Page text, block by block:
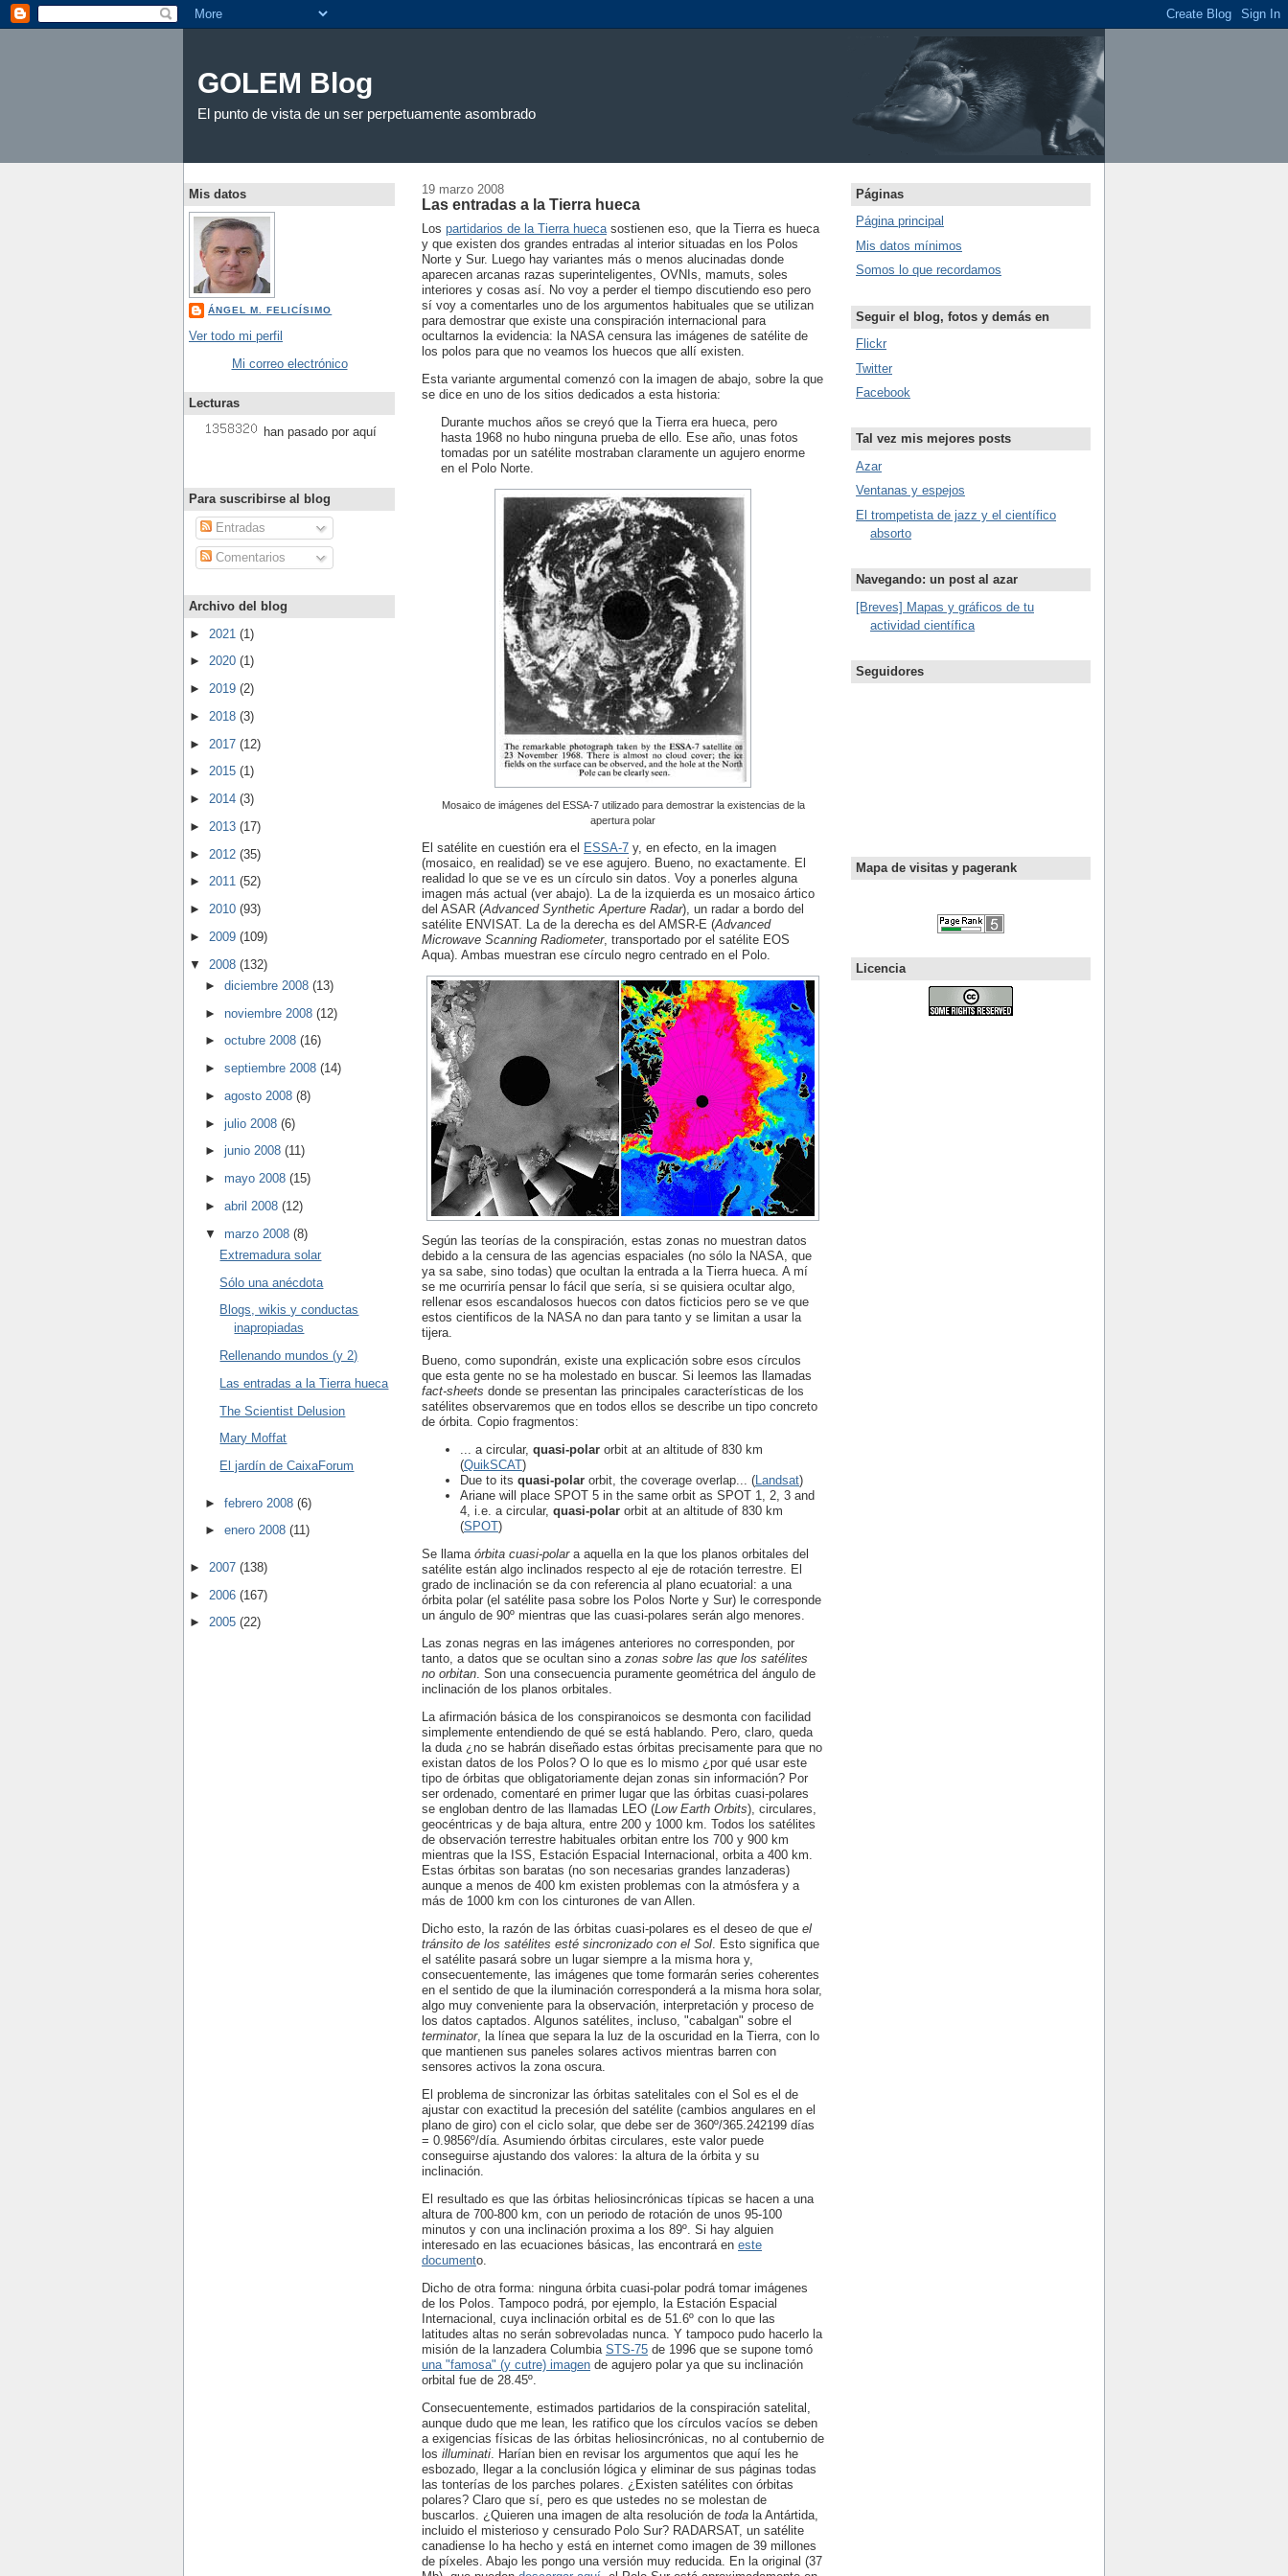
GOLEM Blog
El punto de vista de un ser perpetuamente asombrado
Mis datos
ÁNGEL M. FELICÍSIMO
Ver todo mi perfil
Mi correo electrónico
Lecturas
han pasado por aquí
Para suscribirse al blog
Entradas
Comentarios
Archivo del blog
► 2021 (1)
► 2020 (1)
► 2019 (2)
► 2018 (3)
► 2017 (12)
► 2015 (1)
► 2014 (3)
► 2013 (17)
► 2012 (35)
► 2011 (52)
► 2010 (93)
► 2009 (109)
▼ 2008 (132)
► diciembre 2008 (13)
► noviembre 2008 (12)
► octubre 2008 (16)
► septiembre 2008 (14)
► agosto 2008 (8)
► julio 2008 (6)
► junio 2008 (11)
► mayo 2008 (15)
► abril 2008 (12)
▼ marzo 2008 (8)
Extremadura solar
Sólo una anécdota
Blogs, wikis y conductas
inapropiadas
Rellenando mundos (y 2)
Las entradas a la Tierra hueca
The Scientist Delusion
Mary Moffat
El jardín de CaixaForum
► febrero 2008 (6)
► enero 2008 (11)
► 2007 (138)
► 2006 (167)
► 2005 (22)
19 marzo 2008
Las entradas a la Tierra hueca
Los partidarios de la Tierra huecasostienen eso, que la Tierra es hueca
y que existen dos grandes entradas al interior situadas en los Polos
Norte y Sur. Luego hay variantes más o menos alucinadas donde
aparecen arcanas razas superinteligentes, OVNIs, mamuts, soles
interiores y cosas así. No voy a perder el tiempo discutiendo eso pero
sí voy a comentarles uno de los argumentos habituales que se utilizan
para demostrar que existe una conspiración internacional para
ocultarnos la evidencia: la NASA censura las imágenes de satélite de
los polos para que no veamos los huecos que allí existen.
Esta variante argumental comenzó con la imagen de abajo, sobre la que
se dice en uno de los sitios dedicados a esta historia:
Durante muchos años se creyó que la Tierra era hueca, pero
hasta 1968 no hubo ninguna prueba de ello. Ese año, unas fotos
tomadas por un satélite mostraban claramente un agujero enorme
en el Polo Norte.
Mosaico de imágenes del ESSA-7 utilizado para demostrar la existencias de la
apertura polar
El satélite en cuestión era el ESSA-7 y, en efecto, en la imagen
(mosaico, en realidad) se ve ese agujero. Bueno, no exactamente. El
realidad lo que se ve es un círculo sin datos. Voy a ponerles alguna
imagen más actual (ver abajo). La de la izquierda es un mosaico ártico
del ASAR (Advanced Synthetic Aperture Radar), un radar a bordo del
satélite ENVISAT. La de la derecha es del AMSR-E (Advanced
Microwave Scanning Radiometer, transportado por el satélite EOS
Aqua). Ambas muestran ese círculo negro centrado en el Polo.
Según las teorías de la conspiración, estas zonas no muestran datos
debido a la censura de las agencias espaciales (no sólo la NASA, que
ya sa sabe, sino todas) que ocultan la entrada a la Tierra hueca. A mí
se me ocurriría pensar lo fácil que sería, si se quisiera ocultar algo,
rellenar esos escandalosos huecos con datos ficticios pero se ve que
estos cientificos de la NASA no dan para tanto y se limitan a usar la
tijera.
Bueno, como supondrán, existe una explicación sobre esos círculos
que esta gente no se ha molestado en buscar. Si leemos las llamadas
fact-sheets donde se presentan las principales características de los
satélites observaremos que en todos ellos se describe un tipo concreto
de órbita. Copio fragmentos:
... a circular, quasi-polar orbit at an altitude of 830 km
(QuikSCAT)
Due to its quasi-polar orbit, the coverage overlap... (Landsat)
Ariane will place SPOT 5 in the same orbit as SPOT 1, 2, 3 and
4, i.e. a circular, quasi-polar orbit at an altitude of 830 km
(SPOT)
Se llama órbita cuasi-polara aquella en la que los planos orbitales del
satélite están algo inclinados respecto al eje de rotación terrestre. El
grado de inclinación se da con referencia al plano ecuatorial: a una
órbita polar (el satélite pasa sobre los Polos Norte y Sur) le corresponde
un ángulo de 90º mientras que las cuasi-polares serán algo menores.
Las zonas negras en las imágenes anteriores no corresponden, por
tanto, a datos que se ocultan sino a zonas sobre las que los satélites
no orbitan. Son una consecuencia puramente geométrica del ángulo de
inclinación de los planos orbitales.
La afirmación básica de los conspiranoicos se desmonta con facilidad
simplemente entendiendo de qué se está hablando. Pero, claro, queda
la duda ¿no se habrán diseñado estas órbitas precisamente para que no
existan datos de los Polos? O lo que es lo mismo ¿por qué usar este
tipo de órbitas que obligatoriamente dejan zonas sin información? Por
ser ordenado, comentaré en primer lugar que las órbitas cuasi-polares
se engloban dentro de las llamadas LEO (Low Earth Orbits), circulares,
geocéntricas y de baja altura, entre 200 y 1000 km. Todos los satélites
de observación terrestre habituales orbitan entre los 700 y 900 km
mientras que la ISS, Estación Espacial Internacional, orbita a 400 km.
Estas órbitas son baratas (no son necesarias grandes lanzaderas)
aunque a menos de 400 km existen problemas con la atmósfera y a
más de 1000 km con los cinturones de van Allen.
Dicho esto, la razón de las órbitas cuasi-polares es el deseo de que el
tránsito de los satélites esté sincronizado con el Sol. Esto significa que
el satélite pasará sobre un lugar siempre a la misma hora y,
consecuentemente, las imágenes que tome formarán series coherentes
en el sentido de que la iluminación corresponderá a la misma hora solar,
algo muy conveniente para la observación, interpretación y proceso de
los datos captados. Algunos satélites, incluso, "cabalgan" sobre el
terminator, la línea que separa la luz de la oscuridad en la Tierra, con lo
que mantienen sus paneles solares activos mientras barren con
sensores activos la zona oscura.
El problema de sincronizar las órbitas satelitales con el Sol es el de
ajustar con exactitud la precesión del satélite (cambios angulares en el
plano de giro) con el ciclo solar, que debe ser de 360º/365.242199 días
= 0.9856º/día. Asumiendo órbitas circulares, este valor puede
conseguirse ajustando dos valores: la altura de la órbita y su
inclinación.
El resultado es que las órbitas heliosincrónicas típicas se hacen a una
altura de 700-800 km, con un periodo de rotación de unos 95-100
minutos y con una inclinación proxima a los 89º. Si hay alguien
interesado en las ecuaciones básicas, las encontrará en este
documento.
Dicho de otra forma: ninguna órbita cuasi-polar podrá tomar imágenes
de los Polos. Tampoco podrá, por ejemplo, la Estación Espacial
Internacional, cuya inclinación orbital es de 51.6º con lo que las
latitudes altas no serán sobrevoladas nunca. Y tampoco pudo hacerlo la
misión de la lanzadera Columbia STS-75 de 1996 que se supone tomó
una "famosa" (y cutre) imagen de agujero polar ya que su inclinación
orbital fue de 28.45º.
Consecuentemente, estimados partidarios de la conspiración satelital,
aunque dudo que me lean, les ratifico que los círculos vacíos se deben
a exigencias físicas de las órbitas heliosincrónicas, no al contubernio de
los illuminati. Harían bien en revisar los argumentos que aquí les he
esbozado, llegar a la conclusión lógica y eliminar de sus páginas todas
las tonterías de los parches polares. ¿Existen satélites con órbitas
polares? Claro que sí, pero es que ustedes no se molestan de
buscarlos. ¿Quieren una imagen de alta resolución de toda la Antártida,
incluido el misterioso y censurado Polo Sur? RADARSAT, un satélite
canadiense lo ha hecho y está en internet como imagen de 39 millones
de píxeles. Abajo les pongo una versión muy reducida. En la original (37
Páginas
Página principal
Mis datos mínimos
Somos lo que recordamos
Seguir el blog, fotos y demás en
Flickr
Twitter
Facebook
Tal vez mis mejores posts
Azar
Ventanas y espejos
El trompetista de jazz y el científico
absorto
Navegando: un post al azar
[Breves] Mapas y gráficos de tu
actividad científica
Seguidores
Mapa de visitas y pagerank
Licencia